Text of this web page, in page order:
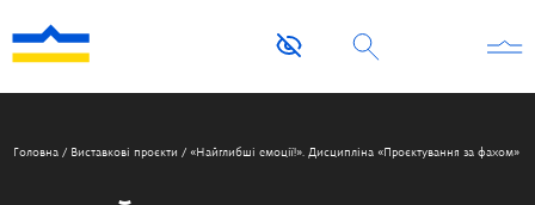
Головна / Виставкові проєкти / «Найглибші емоції!». Дисципліна «Проєктування за фахом»